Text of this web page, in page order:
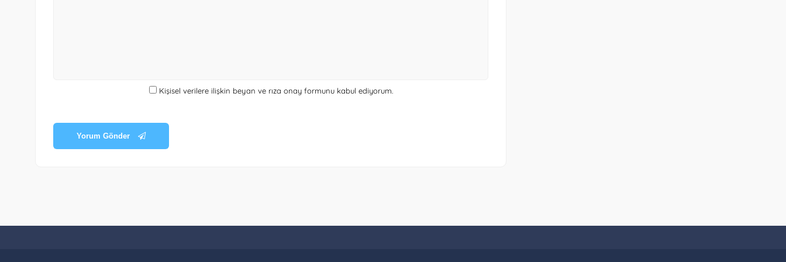
Kişisel verilere ilişkin beyan ve rıza onay formunukabul ediyorum.
Yorum Gönder